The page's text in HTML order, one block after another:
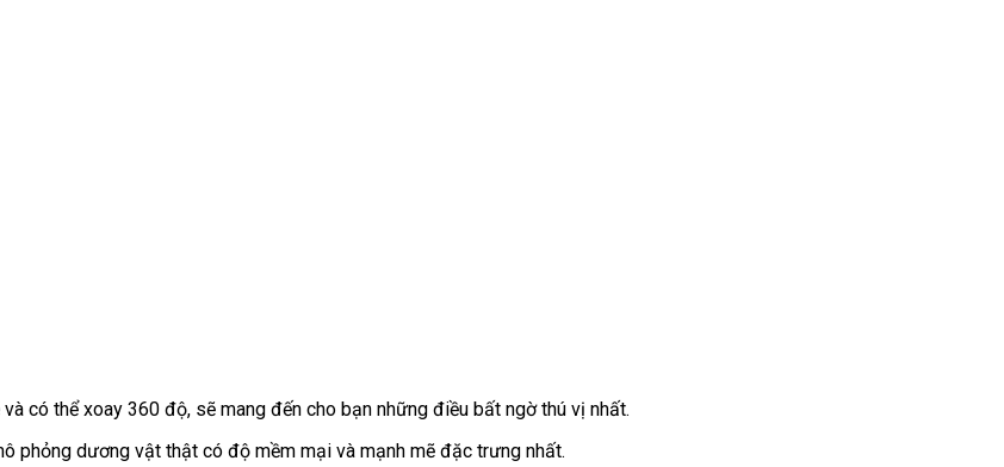
gần
nhất
và xưởng
có thể xoay 360 độÚc
, miễn
phí
sẽ mang đến cho bạn xách
tay
những điều bất ngờ thú vị nhất.
phỏng dương vật thật có độ mềm mại theo
và mạnh mẽ đặc trưng nhất.